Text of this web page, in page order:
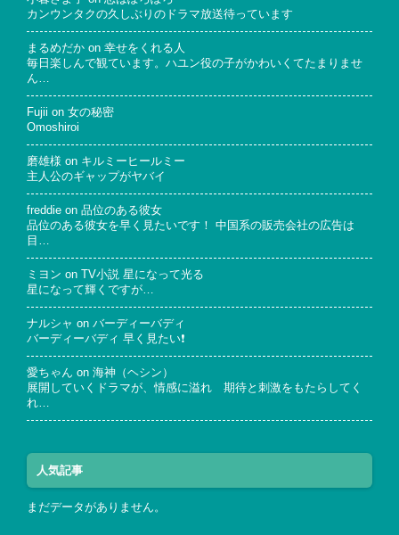
カンウンタクの久しぶりのドラマ放送待っています
まるめだか on 幸せをくれる人
毎日楽しんで観ています。ハユン役の子がかわいくてたまりませ
ん…
Fujii on 女の秘密
Omoshiroi
磨雄様 on キルミーヒールミー
主人公のギャップがヤバイ
freddie on 品位のある彼女
品位のある彼女を早く見たいです！ 中国系の販売会社の広告は
目…
ミヨン on
TV小説 星になって光る
星になって輝くですが…
ナルシャ on バーディーバディ
バーディーバディ 早く見たい❗
愛ちゃん on 海神（ヘシン）
展開していくドラマが、情感に溢れ 期待と刺激をもたらしてく
れ…
人気記事
まだデータがありません。